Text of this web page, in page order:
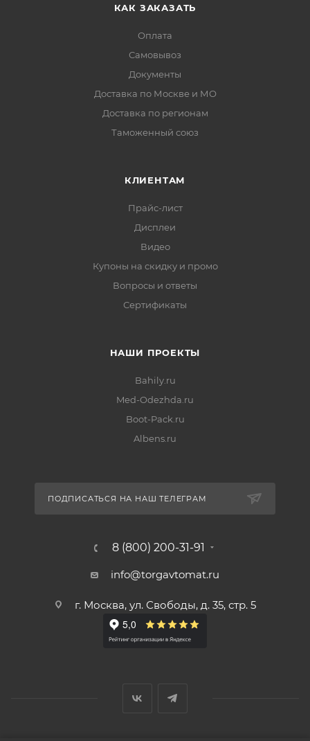
КАК ЗАКАЗАТЬ
Оплата
Самовывоз
Документы
Доставка по Москве и МО
Доставка по регионам
Таможенный союз
КЛИЕНТАМ
Прайс-лист
Дисплеи
Видео
Купоны на скидку и промо
Вопросы и ответы
Сертификаты
НАШИ ПРОЕКТЫ
Bahily.ru
Med-Odezhda.ru
Boot-Pack.ru
Albens.ru
ПОДПИСАТЬСЯ НА НАШ ТЕЛЕГРАМ
8 (800) 200-31-91
info@torgavtomat.ru
г. Москва, ул. Свободы, д. 35, стр. 5